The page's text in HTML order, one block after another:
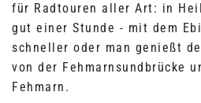
für Radtouren aller Art: in
gut einer Stunde - mit dem
schneller oder man genießt
von der Fehmarnsundbrücke
Fehmarn.